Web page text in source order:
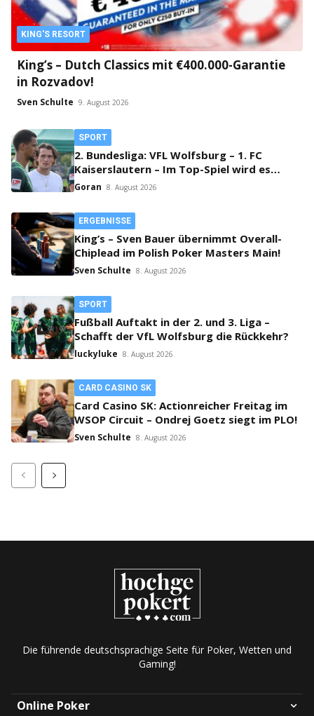
KING'S RESORT
King’s – Dutch Classics mit €400.000-Garantie
in Rozvadov!
Sven Schulte 9. August 2026
SPORT
2. Bundesliga: VFL Wolfsburg – 1. FC
Kaiserslautern – Im Top-Spiel wird es
klingeln!
Goran 8. August 2026
ERGEBNISSE
King’s – Sven Bauer übernimmt Overall-
Chiplead im Polish Poker Masters Main!
Sven Schulte 8. August 2026
SPORT
Fußball Auftakt in der 2. und 3. Liga –
Schafft der VfL Wolfsburg die Rückkehr?
luckyluke 8. August 2026
CARD CASINO SK
Card Casino SK: Actionreicher Freitag im
WSOP Circuit – Ondrej Goetz siegt im PLO!
Sven Schulte 8. August 2026
Die führende deutschsprachige Seite für Poker, Wetten und
Gaming!
Online Poker